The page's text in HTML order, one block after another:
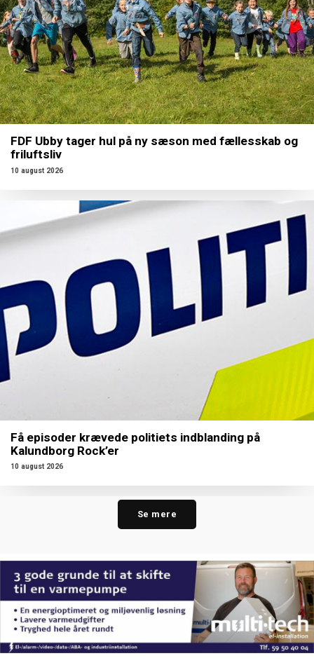
FDF Ubby tager hul på ny sæson med fællesskab og
friluftsliv
10 august 2026
Få episoder krævede politiets indblanding på
Kalundborg Rock’er
10 august 2026
Se mere